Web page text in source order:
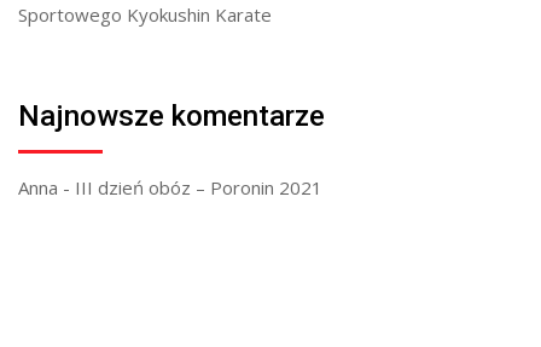
Sportowego Kyokushin Karate
Najnowsze komentarze
Anna - III dzień obóz – Poronin 2021